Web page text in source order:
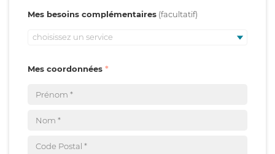
Mes besoins complémentaires
choisissez un service
Mes coordonnées